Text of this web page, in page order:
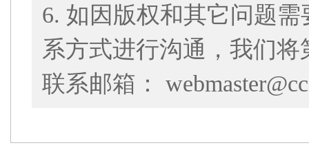
6. 如因版权和其它问题
系方式进行沟通，我们
联系邮箱：